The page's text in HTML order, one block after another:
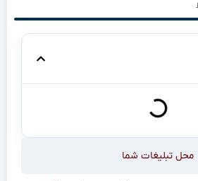
محل تبلیغات شما